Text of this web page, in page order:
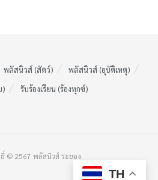
พลัสนิวส์ (สัตว์)
พลัสนิวส์ (อุบัติเหตุ)
)
รับร้องเรียน (ร้องทุกข์)
© 2567 พลัสนิวส์ ระยอง
TH